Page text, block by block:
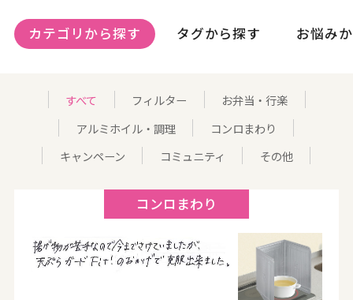
カテゴリから探す タグから探す お悩み
すべて フィルター
お弁当・行楽
アルミホイル・調理
コンロまわり
キャンペーン
コミュニティ その他
コンロまわり